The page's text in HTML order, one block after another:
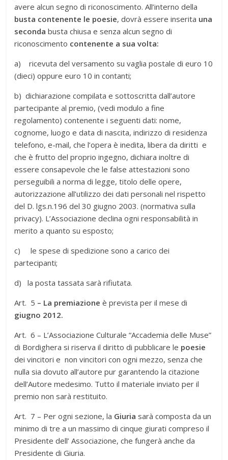
avere alcun segno di riconoscimento. All’interno della
busta contenente le poesie, dovrà essere inserita una
seconda busta chiusa e senza alcun segno di
riconoscimento contenente a sua volta:
a) ricevuta del versamento su vaglia postale di euro 10
(dieci) oppure euro 10 in contanti;
b) dichiarazione compilata e sottoscritta dall’autore
partecipante al premio, (vedi modulo a fine
regolamento) contenente i seguenti dati: nome,
cognome, luogo e data di nascita, indirizzo di residenza
telefono, e-mail, che l’opera è inedita, libera da diritti e
che è frutto del proprio ingegno, dichiara inoltre di
essere consapevole che le false attestazioni sono
perseguibili a norma di legge, titolo delle opere,
autorizzazione all’utilizzo dei dati personali nel rispetto
del D. lgs.n.196 del 30 giugno 2003. (normativa sulla
privacy). L’Associazione declina ogni responsabilità in
merito a quanto su esposto;
c) le spese di spedizione sono a carico dei
partecipanti;
d) la posta tassata sarà rifiutata.
Art. 5 – La premiazione è prevista per il mese di
giugno 2012.
Art. 6 – L’Associazione Culturale “Accademia delle Muse”
di Bordighera si riserva il diritto di pubblicare le poesie
dei vincitori e non vincitori con ogni mezzo, senza che
nulla sia dovuto all’autore pur garantendo la citazione
dell’Autore medesimo. Tutto il materiale inviato per il
premio non sarà restituito.
Art. 7 – Per ogni sezione, la Giuria sarà composta da un
minimo di tre a un massimo di cinque giurati compreso il
Presidente dell’ Associazione, che fungerà anche da
Presidente di Giuria.